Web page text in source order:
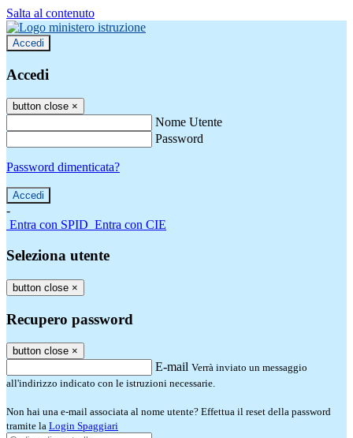
Salta al contenuto
Accedi
Accedi
button close ×
Nome Utente
Password
Password dimenticata?
-
Entra con SPID Entra con CIE
Seleziona utente
button close ×
Recupero password
button close ×
E-mail Verrà inviato un messaggio
all'indirizzo indicato con le istruzioni necessarie.
Non hai una e-mail associata al nome utente? Effettua il reset della password
tramite la Login Spaggiari